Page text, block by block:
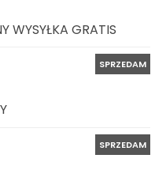
WYSYŁKA GRATIS
SPRZEDAM
SPRZEDAM